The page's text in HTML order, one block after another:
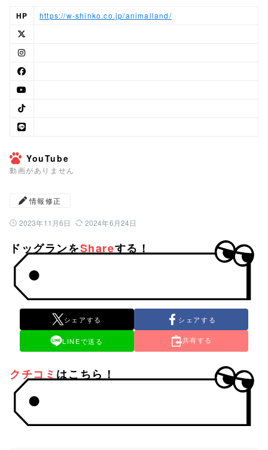
HP https://w-shinko.co.jp/animalland/
YouTube
動画がありません
情報修正
公開日：
2023年11月6日 最終更新日：
2024年6月24日
ドッグランをShareする！
シェアする シェアする
LINEで送る 共有する
クチコミはこちら！